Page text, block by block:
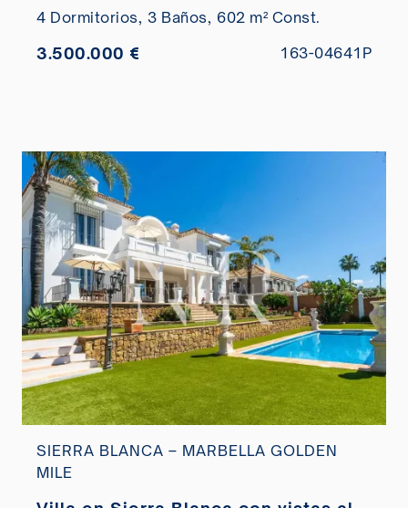
4 Dormitorios, 3 Baños, 602 m² Const.
3.500.000 € 163-04641P
SIERRA BLANCA – MARBELLA GOLDEN
MILE